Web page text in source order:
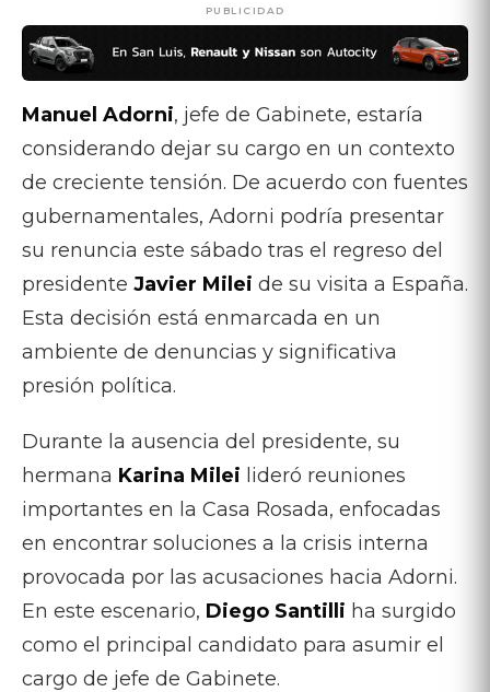
PUBLICIDAD
Manuel Adorni, jefe de Gabinete, estaría
considerando dejar su cargo en un contexto
de creciente tensión. De acuerdo con fuentes
gubernamentales, Adorni podría presentar
su renuncia este sábado tras el regreso del
presidente Javier Milei de su visita a España.
Esta decisión está enmarcada en un
ambiente de denuncias y significativa
presión política.
Durante la ausencia del presidente, su
hermana Karina Milei lideró reuniones
importantes en la Casa Rosada, enfocadas
en encontrar soluciones a la crisis interna
provocada por las acusaciones hacia Adorni.
En este escenario, Diego Santilli ha surgido
como el principal candidato para asumir el
cargo de jefe de Gabinete.